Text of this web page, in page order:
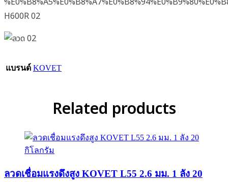
แบรนด์ KOVET
Related products
ลวดเชื่อมแรงดึงสูง KOVET L55 2.6 มม. 1 ลัง 20